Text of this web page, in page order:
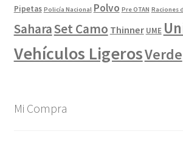
Pipetas Policía Nacional Polvo Pre OTAN Raciones
SaharaSet Camo Thinner UME
Vehículos LigerosVerde
Mi Compra